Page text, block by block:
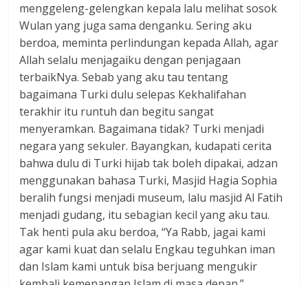
menggeleng-gelengkan kepala lalu melihat sosok
Wulan yang juga sama denganku. Sering aku
berdoa, meminta perlindungan kepada Allah, agar
Allah selalu menjagaiku dengan penjagaan
terbaikNya. Sebab yang aku tau tentang
bagaimana Turki dulu selepas Kekhalifahan
terakhir itu runtuh dan begitu sangat
menyeramkan. Bagaimana tidak? Turki menjadi
negara yang sekuler. Bayangkan, kudapati cerita
bahwa dulu di Turki hijab tak boleh dipakai, adzan
menggunakan bahasa Turki, Masjid Hagia Sophia
beralih fungsi menjadi museum, lalu masjid Al Fatih
menjadi gudang, itu sebagian kecil yang aku tau.
Tak henti pula aku berdoa, “Ya Rabb, jagai kami
agar kami kuat dan selalu Engkau teguhkan iman
dan Islam kami untuk bisa berjuang mengukir